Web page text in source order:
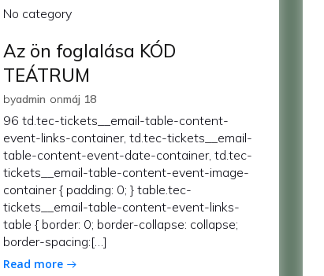
No category
Az ön foglalása KÓD
TEÁTRUM
byadmin onmáj 18
96 td.tec-tickets__email-table-content-
event-links-container, td.tec-tickets__email-
table-content-event-date-container, td.tec-
tickets__email-table-content-event-image-
container { padding: 0; } table.tec-
tickets__email-table-content-event-links-
table { border: 0; border-collapse: collapse;
border-spacing:[…]
Read more